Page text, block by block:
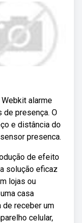
alarme
de presença. O
e distância do
presenca.
de efeito
solução eficaz
lojas ou
casa
de receber um
celular,